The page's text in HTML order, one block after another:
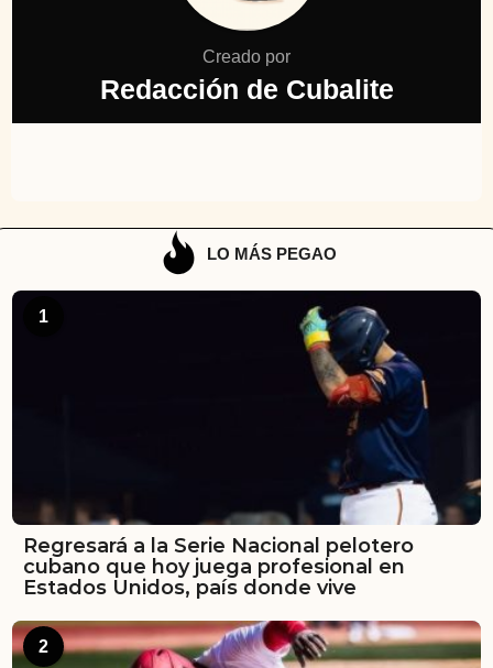
Creado por
Redacción de Cubalite
LO MÁS PEGAO
1
Regresará a la Serie Nacional pelotero
cubano que hoy juega profesional en
Estados Unidos, país donde vive
2